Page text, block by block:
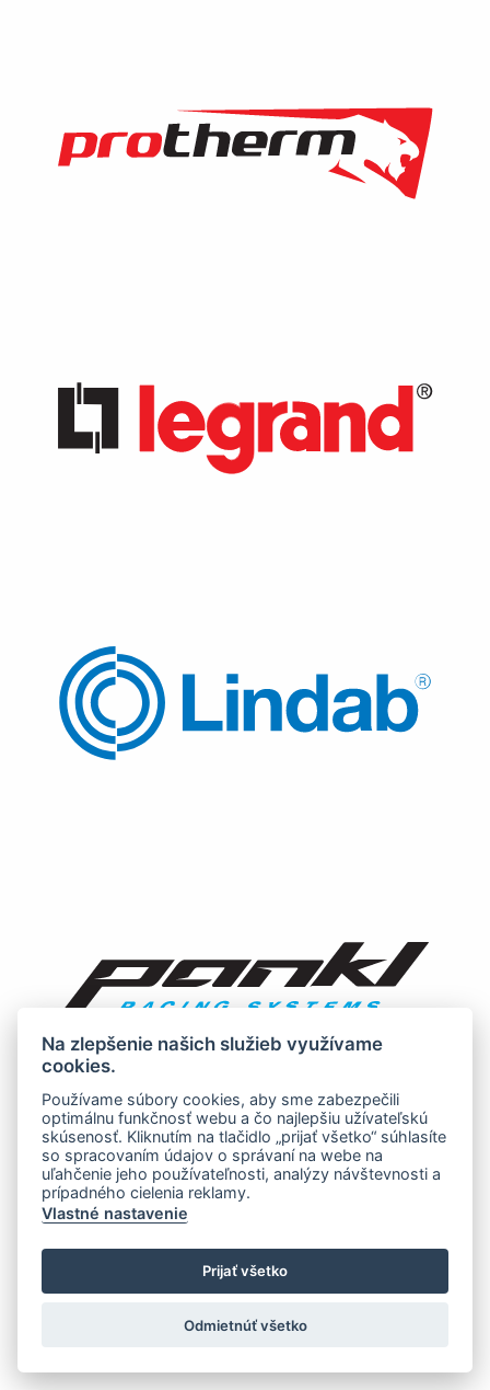
Na zlepšenie našich služieb využívame
cookies.
Používame súbory cookies, aby sme zabezpečili
optimálnu funkčnosť webu a čo najlepšiu užívateľskú
skúsenosť. Kliknutím na tlačidlo „prijať všetko“ súhlasíte
so spracovaním údajov o správaní na webe na
uľahčenie jeho používateľnosti, analýzy návštevnosti a
prípadného cielenia reklamy.
Vlastné nastavenie
Prijať všetko
Odmietnúť všetko